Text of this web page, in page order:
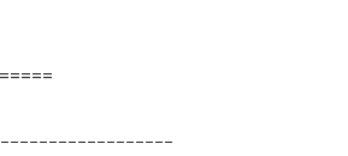
ｰｰｰｰｰｰｰｰｰｰｰｰｰｰｰｰｰ